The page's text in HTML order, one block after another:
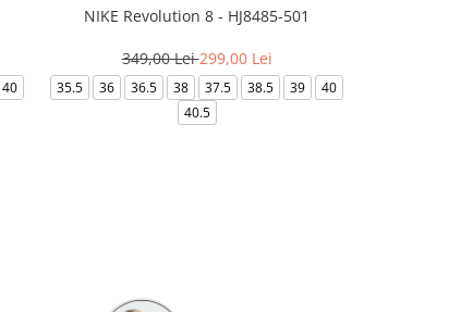
40
NIKE Revolution 8 - HJ8485-501
349,00 Lei299,00 Lei
35.5 36 36.5 38 37.5 38.5 39
40
40.5